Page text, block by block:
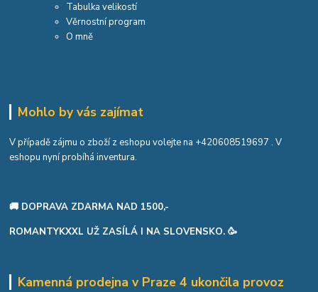
Tabulka velikostí
Věrnostní program
O mně
Mohlo by vás zajímat
V případě zájmu o zboží z eshopu volejte na +420608519697 . V
eshopu nyní probíhá inventura.
🚚 DOPRAVA ZDARMA NAD 1500,-
ROMANTYKXXL UŽ ZASÍLÁ I NA SLOVENSKO. 🥳
Kamenná prodejna v Praze 4 ukončila provoz